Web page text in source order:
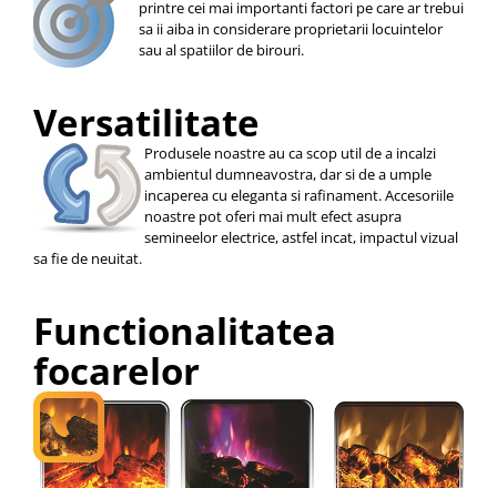
printre cei mai importanti factori pe care ar trebui
sa ii aiba in considerare proprietarii locuintelor
sau al spatiilor de birouri.
Versatilitate
Produsele noastre au ca scop util de a incalzi
ambientul dumneavostra, dar si de a umple
incaperea cu eleganta si rafinament. Accesoriile
noastre pot oferi mai mult efect asupra
semineelor electrice, astfel incat, impactul vizual
sa fie de neuitat.
Functionalitatea
focarelor